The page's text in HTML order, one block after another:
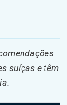
suíças e têm